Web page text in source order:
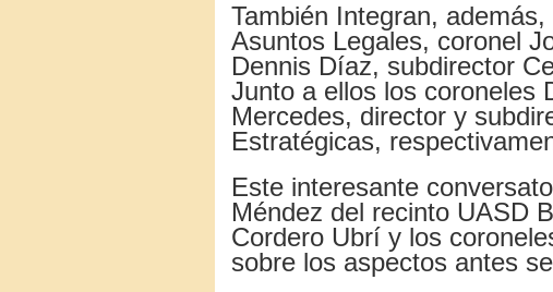
También Integran,
Asuntos Legales, coronel
Dennis Díaz, subdirector
Junto a ellos los coroneles
Mercedes, director y
Estratégicas,
Este interesante
Méndez del recinto UASD
Cordero Ubrí y los
sobre los aspectos antes